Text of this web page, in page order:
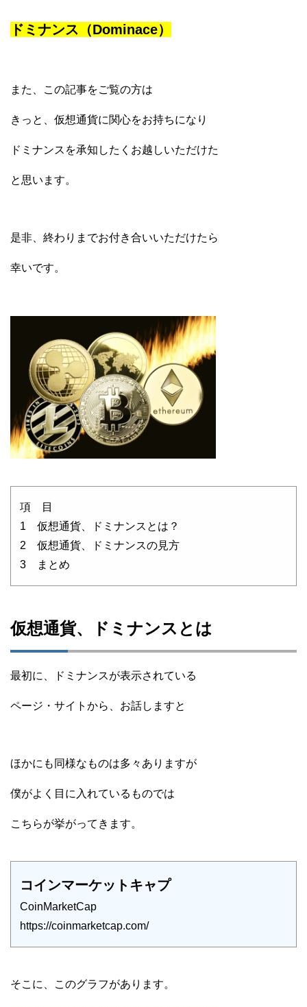
ドミナンス（Dominace）
また、この記事をご覧の方は
きっと、仮想通貨に関心をお持ちになり
ドミナンスを承知したくお越しいただけた
と思います。
是非、終わりまでお付き合いいただけたら
幸いです。
項 目
1 仮想通貨、ドミナンスとは？
2 仮想通貨、ドミナンスの見方
3 まとめ
仮想通貨、ドミナンスとは
最初に、ドミナンスが表示されている
ページ・サイトから、お話しますと
ほかにも同様なものは多々ありますが
僕がよく目に入れているものでは
こちらが挙がってきます。
コインマーケットキャプ
CoinMarketCap
https://coinmarketcap.com/
そこに、このグラフがあります。